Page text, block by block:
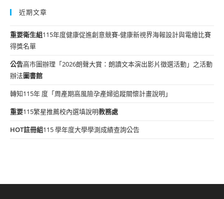
近期文章
重要衛生組115年度健康促進創意競賽-健康新視界海報設計與電繪比賽
得獎名單
公告高市圖辦理「2026朗聲大賞：朗讀文本演出影片徵選活動」之活動
辦法圖書館
轉知115年 度「周產期高風險孕產婦追蹤關懷計畫說明」
重要115繁星推薦校內選填說明教務處
HOT註冊組115 學年度大學學測成績查詢公告